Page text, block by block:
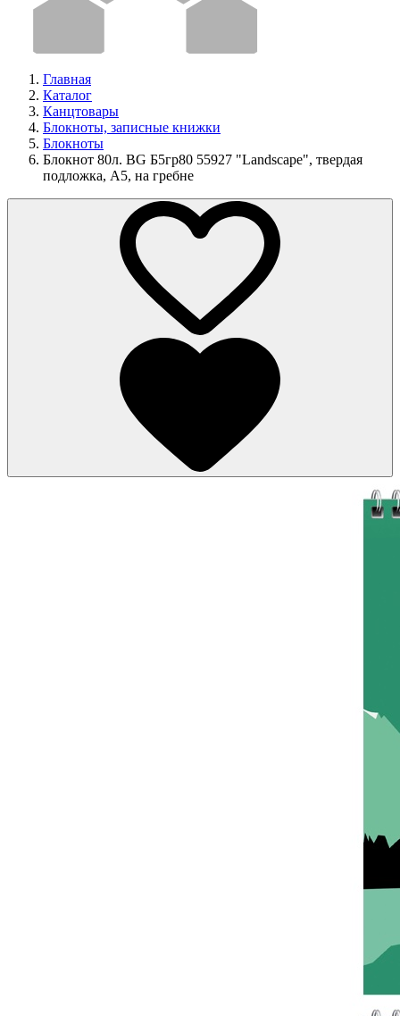
Главная
Каталог
Канцтовары
Блокноты, записные книжки
Блокноты
Блокнот 80л. BG Б5гр80 55927 "Landscape", твердая
подложка, А5, на гребне